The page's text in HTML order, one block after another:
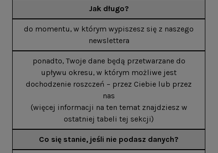
Jak długo?
do momentu, w którym wypiszesz się z naszego
newslettera
ponadto, Twoje dane będą przetwarzane do
upływu okresu, w którym możliwe jest
dochodzenie roszczeń – przez Ciebie lub przez
nas
(więcej informacji na ten temat znajdziesz w
ostatniej tabeli tej sekcji)
Co się stanie, jeśli nie podasz danych?